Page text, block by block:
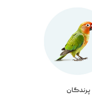
پرندگان